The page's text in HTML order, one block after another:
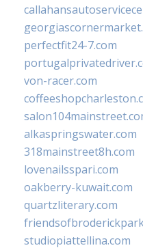
perfectfit24-7.com
von-racer.com
alkaspringswater.com
318mainstreet8h.com
lovenailsspari.com
oakberry-kuwait.com
quartzliterary.com
studiopiattellina.com